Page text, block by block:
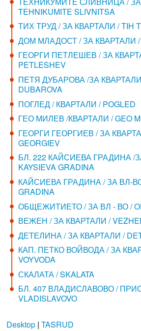
TEHNIKUMITE SLIVNITSA
ТИХ ТРУД / ЗА КВАРТАЛИ / TIH
ДОМ МЛАДОСТ / ЗА КВАРТАЛИ /
ГЕОРГИ ПЕТЛЕШЕВ / ЗА
PETLESHEV
ПЕТЯ ДУБАРОВА /ЗА
DUBAROVA
ПОГЛЕД / КВАРТАЛИ / POGLED
ГЕО МИЛЕВ /КВАРТАЛИ / GEO
ГЕОРГИ ГЕОРГИЕВ / ЗА
GEORGIEV
БЛ. 222 КАЙСИЕВА ГРАДИНА /
KAYSIEVA GRADINA
КАЙСИЕВА ГРАДИНА / ЗА ВЛ-ВО
GRADINA
ОБЩЕЖИТИЕТО / ЗА ВЛ - ВО /
ВЕЖЕН / ЗА КВАРТАЛИ /
ДЕТЕЛИНА / ЗА КВАРТАЛИ /
КАП. ПЕТКО ВОЙВОДА / ЗА
VOYVODA
СКАЛАТА / SKALATA
БЛ. 407 ВЛАДИСЛАВОВО /
VLADISLAVOVO
Desktop| TASRUD